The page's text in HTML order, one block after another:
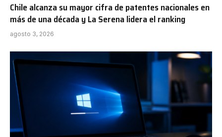
Chile alcanza su mayor cifra de patentes nacionales en
más de una década y La Serena lidera el ranking
agosto 3, 2026